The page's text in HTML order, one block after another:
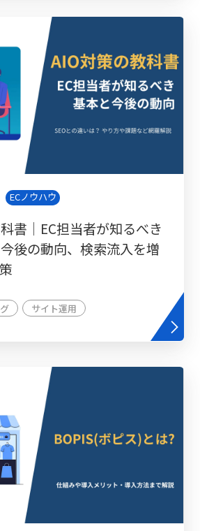
ECノウハウ
書│EC担当者が知るべき
後の動向、検索流入を増
サイト運用